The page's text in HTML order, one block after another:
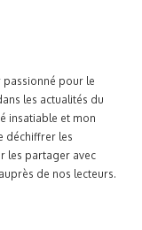
passionné pour le
les actualités du
insatiable et mon
déchiffrer les
les partager avec
de nos lecteurs.